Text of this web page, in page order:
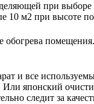
при
м2 при высоте
и все
японский
следит за